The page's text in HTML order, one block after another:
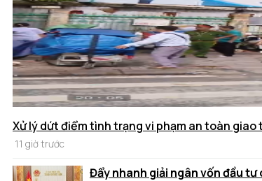
Xử lý dứt điểm tình trạng vi phạm an toàn
11 giờ trước
Đẩy nhanh giải ngân vốn đầu tư